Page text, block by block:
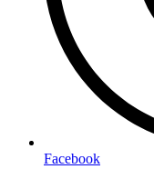
Facebook